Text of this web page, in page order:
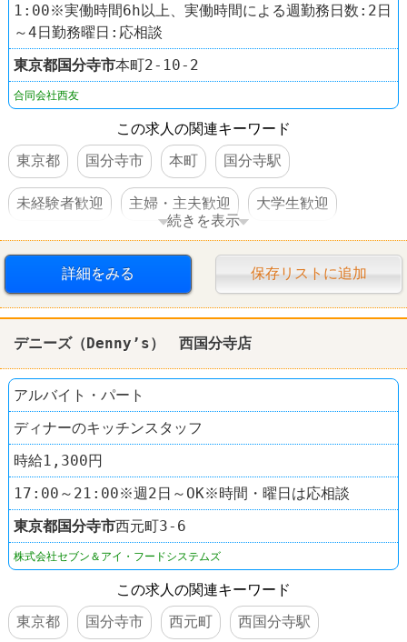
1:00※実働時間6h以上、実働時間による週勤務日数:2日
～4日勤務曜日:応相談
東京都国分寺市本町2-10-2
合同会社西友
この求人の関連キーワード
東京都
国分寺市 本町 国分寺駅
未経験者歓迎 主婦・主夫歓迎 大学生歓迎
WワークOK 交通費支給 社員登用あり 駅チカ
西友(SEIYU)
続きを表示
詳細をみる 保存リストに追加
デニーズ（Denny’s） 西国分寺店
アルバイト・パート
ディナーのキッチンスタッフ
時給1,300円
17:00～21:00※週2日～OK※時間・曜日は応相談
東京都国分寺市西元町3-6
株式会社セブン＆アイ・フードシステムズ
この求人の関連キーワード
東京都
国分寺市 西元町 西国分寺駅